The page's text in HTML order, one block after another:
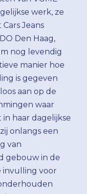
werk, ze
Jeans
Den Haag,
nog levendig
manier hoe
is gegeven
aan op de
waar
haar dagelijkse
onlangs een
van
gebouw in de
invulling voor